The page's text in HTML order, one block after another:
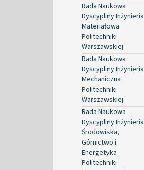
Rada Naukowa
Dyscypliny Inżynieria
Materiałowa
Politechniki
Warszawskiej
Rada Naukowa
Dyscypliny Inżynieria
Mechaniczna
Politechniki
Warszawskiej
Rada Naukowa
Dyscypliny Inżynieria
Środowiska,
Górnictwo i
Energetyka
Politechniki